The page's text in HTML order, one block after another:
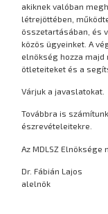
akiknek valóban
létrejöttében,
összetartásában, és
közös ügyeinket. A
elnökség hozza majd
ötleteiteket és a
Várjuk a javaslatokat.
Továbbra is
észrevételeitekre.
Az MDLSZ
Dr. Fábián Lajos
alelnök